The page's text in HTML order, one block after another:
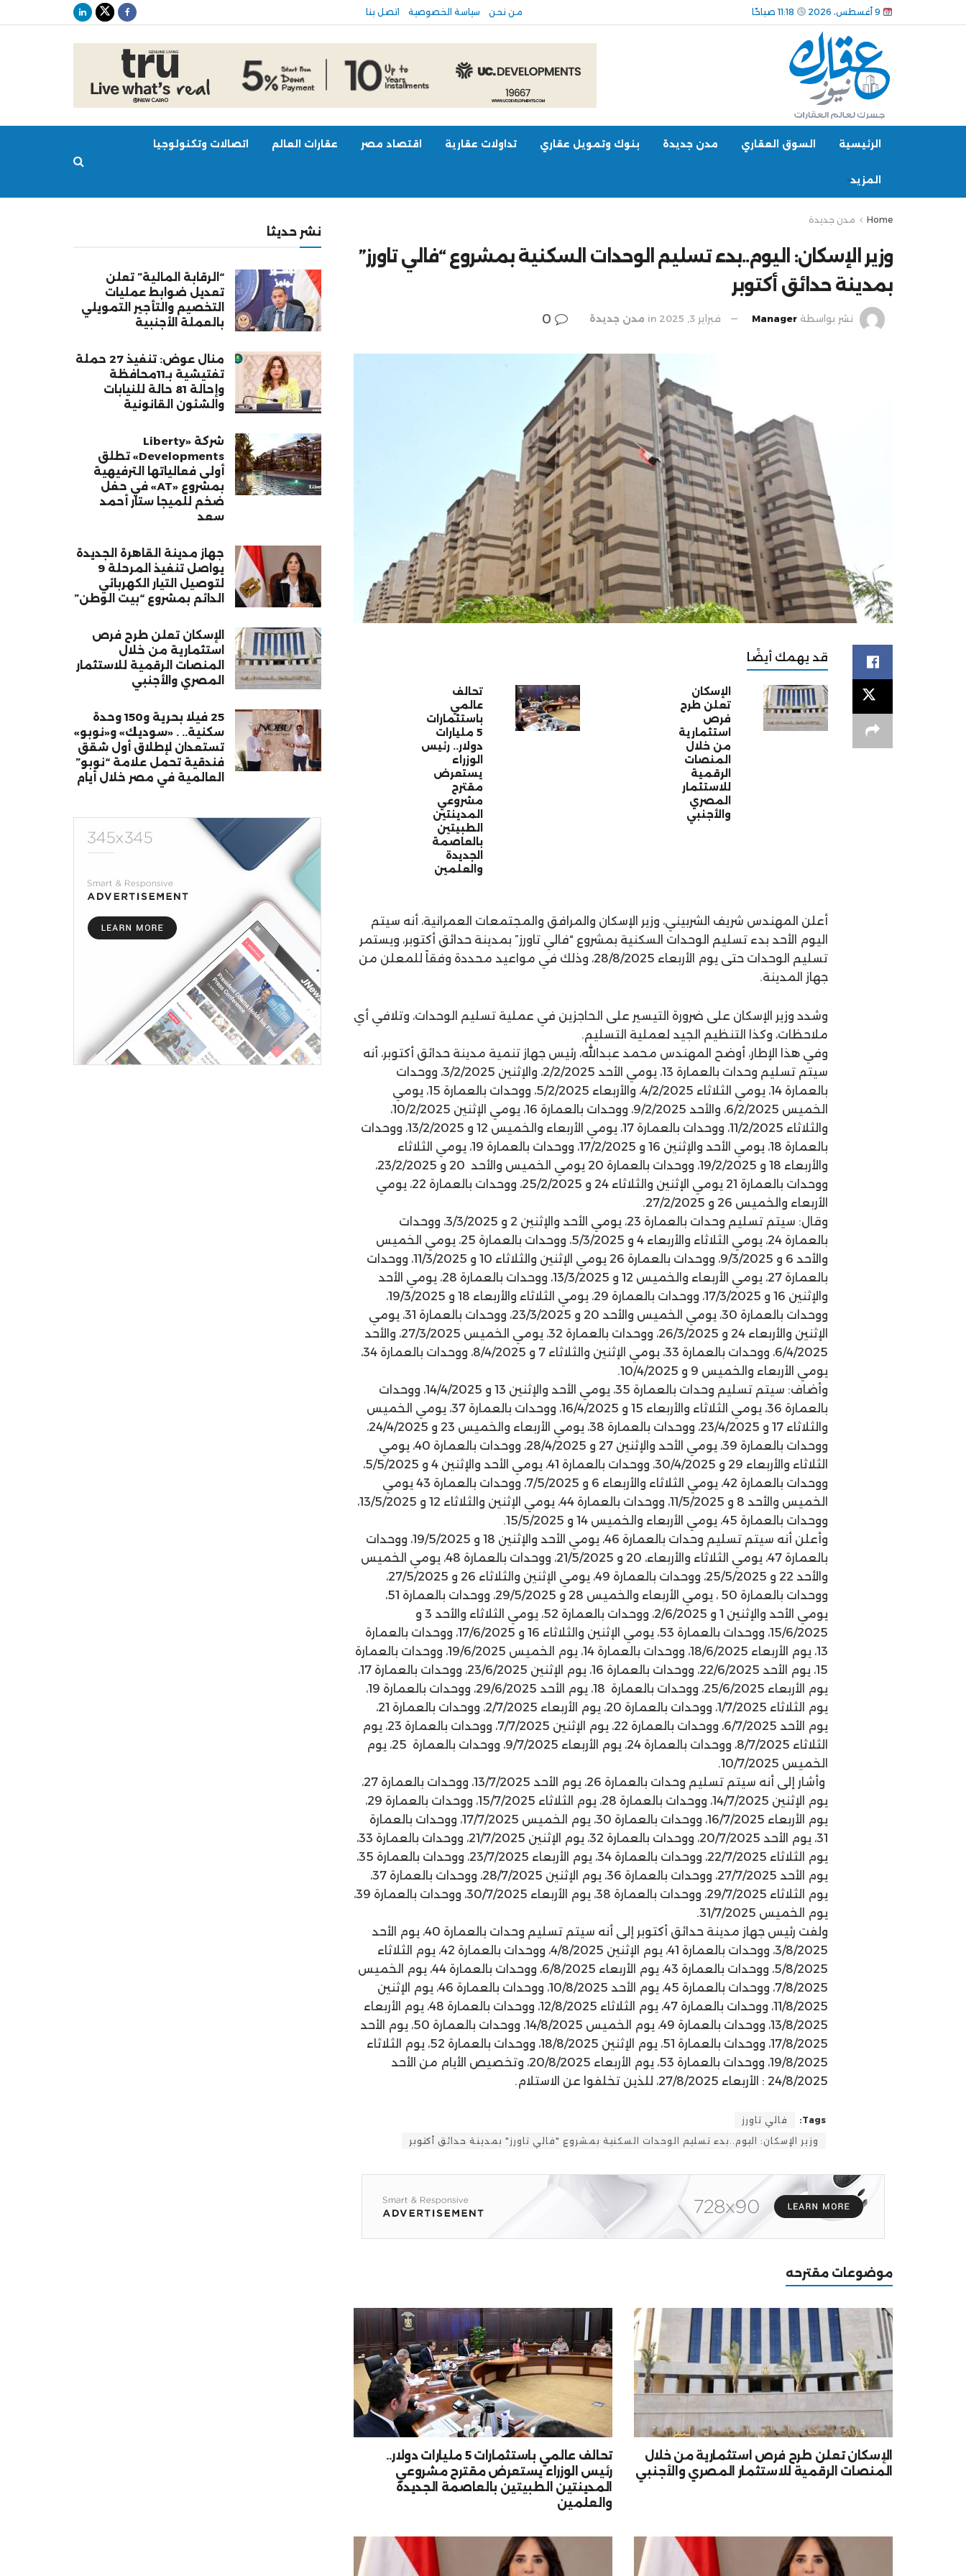
من نحن سياسة الخصوصية اتصل بنا
الرئيسية السوق العقاري مدن جديدة بنوك وتمويل عقاري تداولات عقارية اقتصاد مصر عقارات العالم اتصالات وتكنولوجيا
المزيد
Home مدن جديدة
وزير الإسكان: اليوم..بدء تسليم الوحدات السكنية بمشروع “فالي تاورز”
بمدينة حدائق أكتوبر
نشر بواسطة Manager فبراير 3, 2025 in مدن جديدة
قد يهمك أيضًا
الإسكان
تعلن طرح
فرص
استثمارية
من خلال
المنصات
الرقمية
للاستثمار
المصري
والأجنبي
تحالف
عالمي
باستثمارات
5 مليارات
دولار.. رئيس
الوزراء
يستعرض
مقترح
مشروعي
المدينتين
الطبيتين
بالعاصمة
الجديدة
والعلمين
أعلن المهندس شريف الشربيني، وزير الإسكان والمرافق والمجتمعات العمرانية، أنه سيتم
اليوم الأحد بدء تسليم الوحدات السكنية بمشروع “فالي تاورز” بمدينة حدائق أكتوبر، ويستمر
تسليم الوحدات حتى يوم الأربعاء 28/8/2025، وذلك في مواعيد محددة وفقاً للمعلن من
جهاز المدينة.
وشدد وزير الإسكان على ضرورة التيسير على الحاجزين في عملية تسليم الوحدات، وتلافي أي
ملاحظات، وكذا التنظيم الجيد لعملية التسليم.
وفي هذا الإطار، أوضح المهندس محمد عبدالله، رئيس جهاز تنمية مدينة حدائق أكتوبر، أنه
سيتم تسليم وحدات بالعمارة 13، يومي الأحد 2/2/2025، والإثنين 3/2/2025، ووحدات
بالعمارة 14، يومي الثلاثاء 4/2/2025، والأربعاء 5/2/2025، ووحدات بالعمارة 15، يومي
الخميس 6/2/2025، والأحد 9/2/2025، ووحدات بالعمارة 16، يومي الإثنين 10/2/2025،
والثلاثاء 11/2/2025، ووحدات بالعمارة 17، يومي الأربعاء والخميس 12 و 13/2/2025، ووحدات
بالعمارة 18، يومي الأحد والإثنين 16 و 17/2/2025، ووحدات بالعمارة 19، يومي الثلاثاء
والأربعاء 18 و 19/2/2025، ووحدات بالعمارة 20 يومي الخميس والأحد 20 و 23/2/2025،
ووحدات بالعمارة 21 يومي الإثنين والثلاثاء 24 و 25/2/2025، ووحدات بالعمارة 22، يومي
الأربعاء والخميس 26 و 27/2/2025.
وقال: سيتم تسليم وحدات بالعمارة 23، يومي الأحد والإثنين 2 و 3/3/2025، ووحدات
بالعمارة 24، يومي الثلاثاء والأربعاء 4 و 5/3/2025، ووحدات بالعمارة 25، يومي الخميس
والأحد 6 و 9/3/2025، ووحدات بالعمارة 26 يومي الإثنين والثلاثاء 10 و 11/3/2025، ووحدات
بالعمارة 27، يومي الأربعاء والخميس 12 و 13/3/2025، ووحدات بالعمارة 28، يومي الأحد
والإثنين 16 و 17/3/2025، ووحدات بالعمارة 29، يومي الثلاثاء والأربعاء 18 و 19/3/2025،
ووحدات بالعمارة 30، يومي الخميس والأحد 20 و 23/3/2025، ووحدات بالعمارة 31، يومي
الإثنين والأربعاء 24 و 26/3/2025، ووحدات بالعمارة 32، يومي الخميس 27/3/2025، والأحد
6/4/2025، ووحدات بالعمارة 33، يومي الإثنين والثلاثاء 7 و 8/4/2025، ووحدات بالعمارة 34،
يومي الأربعاء والخميس 9 و 10/4/2025.
وأضاف: سيتم تسليم وحدات بالعمارة 35، يومي الأحد والإثنين 13 و 14/4/2025، ووحدات
بالعمارة 36، يومي الثلاثاء والأربعاء 15 و 16/4/2025، ووحدات بالعمارة 37، يومي الخميس
والثلاثاء 17 و 23/4/2025، ووحدات بالعمارة 38، يومي الأربعاء والخميس 23 و 24/4/2025،
ووحدات بالعمارة 39، يومي الأحد والإثنين 27 و 28/4/2025، ووحدات بالعمارة 40، يومي
الثلاثاء والأربعاء 29 و 30/4/2025، ووحدات بالعمارة 41، يومي الأحد والإثنين 4 و 5/5/2025،
ووحدات بالعمارة 42، يومي الثلاثاء والأربعاء 6 و 7/5/2025، ووحدات بالعمارة 43 يومي
الخميس والأحد 8 و 11/5/2025، ووحدات بالعمارة 44، يومي الإثنين والثلاثاء 12 و 13/5/2025،
ووحدات بالعمارة 45، يومي الأربعاء والخميس 14 و 15/5/2025.
وأعلن أنه سيتم تسليم وحدات بالعمارة 46، يومي الأحد والإثنين 18 و 19/5/2025، ووحدات
بالعمارة 47، يومي الثلاثاء والأربعاء، 20 و 21/5/2025، ووحدات بالعمارة 48، يومي الخميس
والأحد 22 و 25/5/2025، ووحدات بالعمارة 49، يومي الإثنين والثلاثاء 26 و 27/5/2025،
ووحدات بالعمارة 50 ، يومي الأربعاء والخميس 28 و 29/5/2025، ووحدات بالعمارة 51،
يومي الأحد والإثنين 1 و 2/6/2025، ووحدات بالعمارة 52، يومي الثلاثاء والأحد 3 و
15/6/2025، ووحدات بالعمارة 53، يومي الإثنين والثلاثاء 16 و 17/6/2025، ووحدات بالعمارة
13، يوم الأربعاء 18/6/2025، ووحدات بالعمارة 14، يوم الخميس 19/6/2025، ووحدات بالعمارة
15، يوم الأحد 22/6/2025، ووحدات بالعمارة 16، يوم الإثنين 23/6/2025، ووحدات بالعمارة 17،
يوم الأربعاء 25/6/2025، ووحدات بالعمارة 18، يوم الأحد 29/6/2025، ووحدات بالعمارة 19،
يوم الثلاثاء 1/7/2025، ووحدات بالعمارة 20، يوم الأربعاء 2/7/2025، ووحدات بالعمارة 21،
يوم الأحد 6/7/2025، ووحدات بالعمارة 22، يوم الإثنين 7/7/2025، ووحدات بالعمارة 23، يوم
الثلاثاء 8/7/2025، ووحدات بالعمارة 24، يوم الأربعاء 9/7/2025، ووحدات بالعمارة 25، يوم
الخميس 10/7/2025.
وأشار إلى أنه سيتم تسليم وحدات بالعمارة 26، يوم الأحد 13/7/2025، ووحدات بالعمارة 27،
يوم الإثنين 14/7/2025، ووحدات بالعمارة 28، يوم الثلاثاء 15/7/2025، ووحدات بالعمارة 29،
يوم الأربعاء 16/7/2025، ووحدات بالعمارة 30، يوم الخميس 17/7/2025، ووحدات بالعمارة
31، يوم الأحد 20/7/2025، ووحدات بالعمارة 32، يوم الإثنين 21/7/2025، ووحدات بالعمارة 33،
يوم الثلاثاء 22/7/2025، ووحدات بالعمارة 34، يوم الأربعاء 23/7/2025، ووحدات بالعمارة 35،
يوم الأحد 27/7/2025، ووحدات بالعمارة 36، يوم الإثنين 28/7/2025، ووحدات بالعمارة 37،
يوم الثلاثاء 29/7/2025، ووحدات بالعمارة 38، يوم الأربعاء 30/7/2025، ووحدات بالعمارة 39،
يوم الخميس 31/7/2025.
ولفت رئيس جهاز مدينة حدائق أكتوبر إلى أنه سيتم تسليم وحدات بالعمارة 40، يوم الأحد
3/8/2025، ووحدات بالعمارة 41، يوم الإثنين 4/8/2025، ووحدات بالعمارة 42، يوم الثلاثاء
5/8/2025، ووحدات بالعمارة 43، يوم الأربعاء 6/8/2025، ووحدات بالعمارة 44، يوم الخميس
7/8/2025، ووحدات بالعمارة 45، يوم الأحد 10/8/2025، ووحدات بالعمارة 46، يوم الإثنين
11/8/2025، ووحدات بالعمارة 47، يوم الثلاثاء 12/8/2025، ووحدات بالعمارة 48، يوم الأربعاء
13/8/2025، ووحدات بالعمارة 49، يوم الخميس 14/8/2025، ووحدات بالعمارة 50، يوم الأحد
17/8/2025، ووحدات بالعمارة 51، يوم الإثنين 18/8/2025، ووحدات بالعمارة 52، يوم الثلاثاء
19/8/2025، ووحدات بالعمارة 53، يوم الأربعاء 20/8/2025، وتخصيص الأيام من الأحد
24/8/2025 : الأربعاء 27/8/2025، للذين تخلفوا عن الاستلام.
Tags:
فالي تاورز
وزير الإسكان: اليوم..بدء تسليم الوحدات السكنية بمشروع "فالي تاورز" بمدينة حدائق أكتوبر
موضوعات مقترحه
الإسكان تعلن طرح فرص استثمارية من خلال
المنصات الرقمية للاستثمار المصري والأجنبي
تحالف عالمي باستثمارات 5 مليارات دولار..
رئيس الوزراء يستعرض مقترح مشروعي
المدينتين الطبيتين بالعاصمة الجديدة
والعلمين
نشر حديثا
“الرقابة المالية” تعلن
تعديل ضوابط عمليات
التخصيم والتأجير التمويلي
بالعملة الأجنبية
منال عوض: تنفيذ 27 حملة
تفتيشية بـ11محافظة
وإحالة 81 حالة للنيابات
والشئون القانونية
شركة «Liberty
Developments» تطلق
أولى فعالياتها الترفيهية
بمشروع «AT» في حفل
ضخم للميجا ستار أحمد
سعد
جهاز مدينة القاهرة الجديدة
يواصل تنفيذ المرحلة 9
لتوصيل التيار الكهربائي
الدائم بمشروع “بيت الوطن”
الإسكان تعلن طرح فرص
استثمارية من خلال
المنصات الرقمية للاستثمار
المصري والأجنبي
25 فيلا بحرية و150 وحدة
سكنية.. . «سوديك» و«نوبو»
تستعدان لإطلاق أول شقق
فندقية تحمل علامة “نوبو”
العالمية في مصر خلال أيام